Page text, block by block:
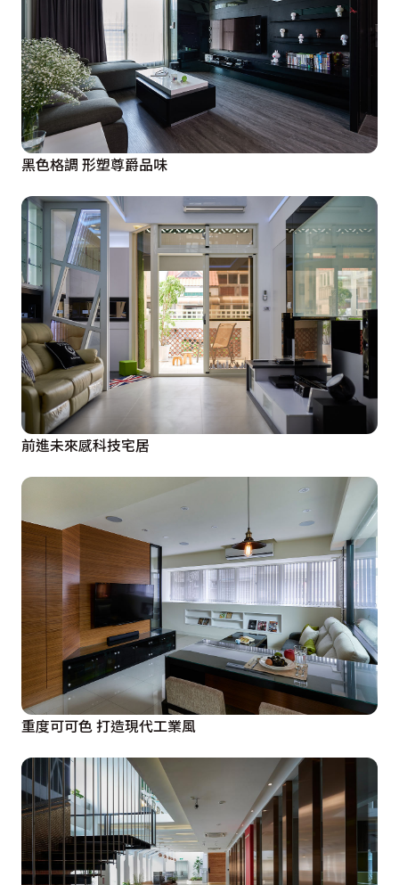
黑色格調 形塑尊爵品味
前進未來感科技宅居
重度可可色 打造現代工業風